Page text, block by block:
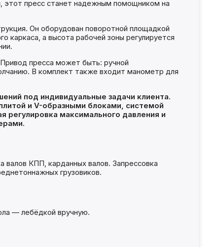
этот пресс станет надежным помощником на
Он оборудован поворотной площадкой
каркаса, а высота рабочей зоны регулируется
пресса может быть: ручной
В комплект также входит манометр для
под индивидуальные задачи клиента.
и V-образными блоками, системой
регулировка максимального давления и
валов КПП, карданных валов. Запрессовка
грузовиков.
— лебёдкой вручную.